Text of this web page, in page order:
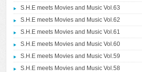
S.H.E meets Movies and Music Vol.63
S.H.E meets Movies and Music Vol.62
S.H.E meets Movies and Music Vol.61
S.H.E meets Movies and Music Vol.60
S.H.E meets Movies and Music Vol.59
S.H.E meets Movies and Music Vol.58